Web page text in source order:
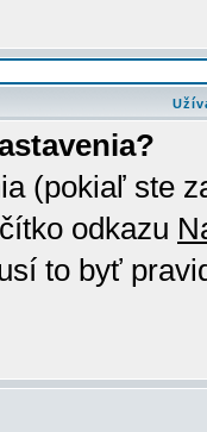
(pokiaľ ste
odkazu
to byť